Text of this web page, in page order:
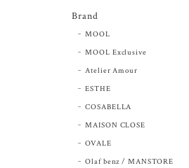
Brand
MOOL
MOOL Exclusive
Atelier Amour
ESTHE
COSABELLA
MAISON CLOSE
OVALE
Olaf benz / MANSTORE